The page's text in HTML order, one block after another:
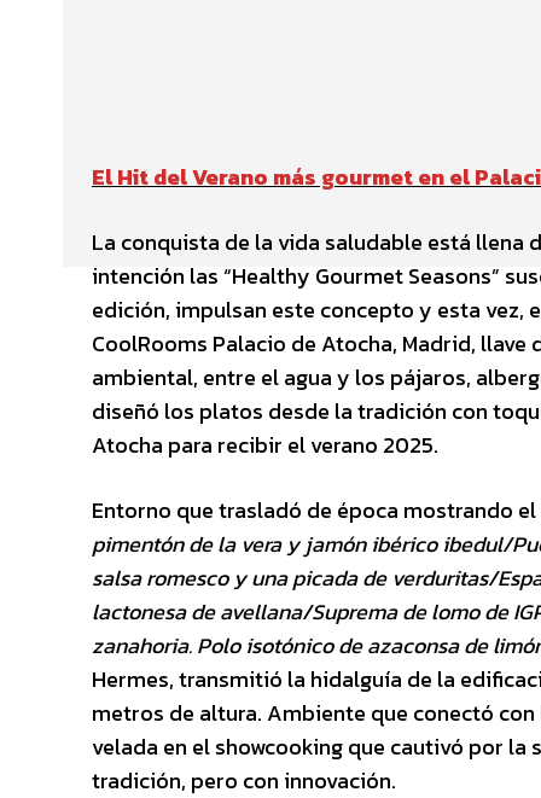
El Hit del Verano más gourmet en el
La conquista de la vida saludable está llena
intención las “Healthy Gourmet Seasons”
edición, impulsan este concepto y esta vez,
CoolRooms Palacio de Atocha, Madrid,
ambiental, entre el agua y los pájaros,
diseñó los platos desde la tradición con
Atocha para recibir el verano 2025.
Entorno que trasladó de época mostrando
pimentón de la vera y jamón ibérico ibedul/
salsa romesco y una picada de verduritas/
lactonesa de avellana/Suprema de lomo de
zanahoria. Polo isotónico de azaconsa de
Hermes, transmitió la hidalguía de la
metros de altura. Ambiente que conectó
velada en el showcooking que cautivó por la
tradición, pero con innovación.